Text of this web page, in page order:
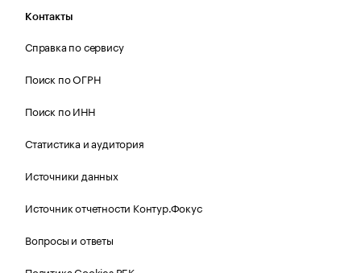
Контакты
Справка по сервису
Поиск по ОГРН
Поиск по ИНН
Статистика и аудитория
Источники данных
Источник отчетности Контур.Фокус
Вопросы и ответы